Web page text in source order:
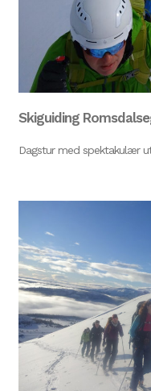
Skiguiding
Dagstur med spektakulær